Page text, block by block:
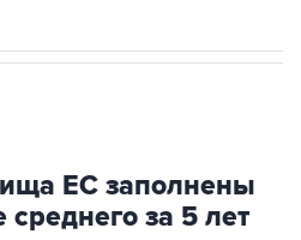
ЕС заполнены
за 5 лет